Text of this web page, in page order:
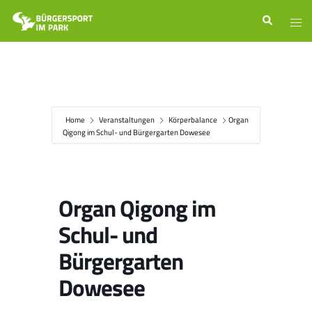
Zum
Inhalt
springen
Suche
Home Veranstaltungen Körperbalance
Organ
Qigong im Schul- und Bürgergarten Dowesee
Organ Qigong im
Schul- und
Bürgergarten
Dowesee